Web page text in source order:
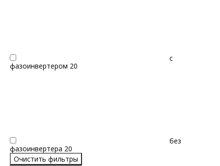
с
фазоинвертером 20
без
фазоинвертера 20
Очистить фильтры